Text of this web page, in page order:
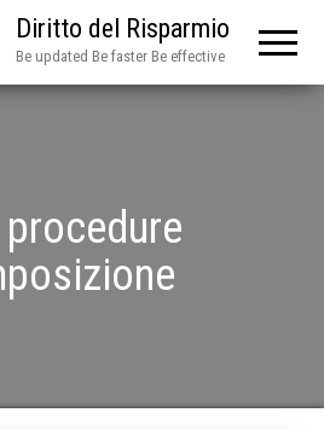
Diritto del Risparmio
Be updated Be faster Be effective
procedure